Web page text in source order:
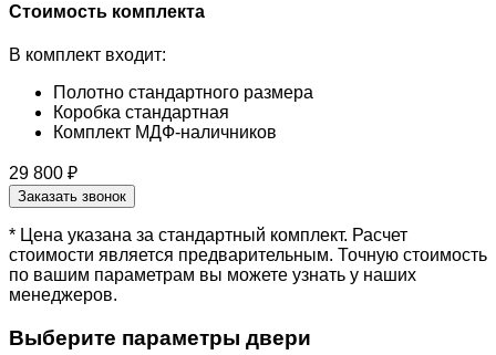
Стоимость комплекта
В комплект входит:
Полотно стандартного размера
Коробка стандартная
Комплект МДФ-наличников
29 800 ₽
Заказать звонок
* Цена указана за стандартный комплект. Расчет
стоимости является предварительным. Точную стоимость
по вашим параметрам вы можете узнать у наших
менеджеров.
Выберите параметры двери